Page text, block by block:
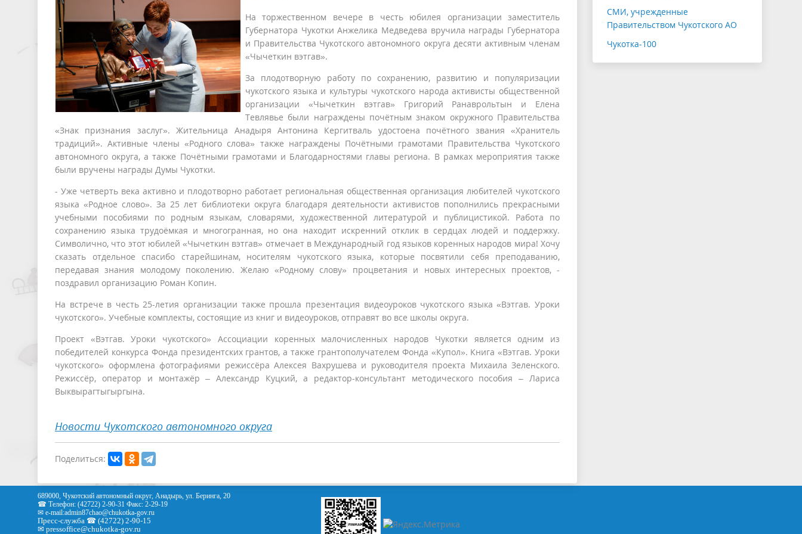
На торжественном вечере в честь юбилея организации заместитель
Губернатора Чукотки Анжелика Медведева вручила награды Губернатора
и Правительства Чукотского автономного округа десяти активным членам
«Чычеткин вэтгав».
За плодотворную работу по сохранению, развитию и популяризации
чукотского языка и культуры чукотского народа активисты общественной
организации «Чычеткин вэтгав» Григорий Ранаврольтын и Елена
Тевлявье были награждены почётным знаком окружного Правительства
«Знак признания заслуг». Жительница Анадыря Антонина Кергитваль удостоена почётного звания «Хранитель
традиций». Активные члены «Родного слова» также награждены Почётными грамотами Правительства Чукотского
автономного округа, а также Почётными грамотами и Благодарностями главы региона. В рамках мероприятия также
были вручены награды Думы Чукотки.
- Уже четверть века активно и плодотворно работает региональная общественная организация любителей чукотского
языка «Родное слово». За 25 лет библиотеки округа благодаря деятельности активистов пополнились прекрасными
учебными пособиями по родным языкам, словарями, художественной литературой и публицистикой. Работа по
сохранению языка трудоёмкая и многогранная, но она находит искренний отклик в сердцах людей и поддержку.
Символично, что этот юбилей «Чычеткин вэтгав» отмечает в Международный год языков коренных народов мира! Хочу
сказать отдельное спасибо старейшинам, носителям чукотского языка, которые посвятили себя преподаванию,
передавая знания молодому поколению. Желаю «Родному слову» процветания и новых интересных проектов, -
поздравил организацию Роман Копин.
На встрече в честь 25-летия организации также прошла презентация видеоуроков чукотского языка «Вэтгав. Уроки
чукотского». Учебные комплекты, состоящие из книг и видеоуроков, отправят во все школы округа.
Проект «Вэтгав. Уроки чукотского» Ассоциации коренных малочисленных народов Чукотки является одним из
победителей конкурса Фонда президентских грантов, а также грантополучателем Фонда «Купол». Книга «Вэтгав. Уроки
чукотского» оформлена фотографиями режиссёра Алексея Вахрушева и руководителя проекта Михаила Зеленского.
Режиссёр, оператор и монтажёр – Александр Куцкий, а редактор-консультант методического пособия – Лариса
Выквырагтыгыргына.
Новости Чукотского автономного округа
Поделиться:
СМИ, учрежденные
Правительством Чукотского АО
Чукотка-100
689000, Чукотский автономный округ, Анадырь, ул. Беринга, 20
☎ Телефон: (42722) 2-90-31 Факс: 2-29-19
✉ e-mail:admin87chao@chukotka-gov.ru
Пресс-служба ☎ (42722) 2-90-15
✉ pressoffice@chukotka-gov.ru